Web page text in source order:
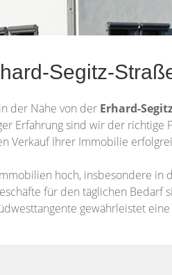
Segitz-
in der Nähe von der Erhard-
Erfahrung sind wir der richtige
Verkauf Ihrer Immobilie
hoch, insbesondere in
für den täglichen
gewährleistet